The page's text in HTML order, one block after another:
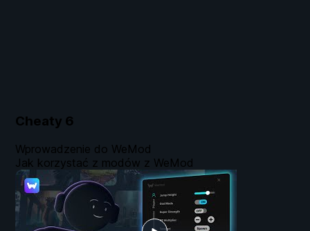
Cheaty 6
Wprowadzenie do WeMod
Jak korzystać z modów z WeMod